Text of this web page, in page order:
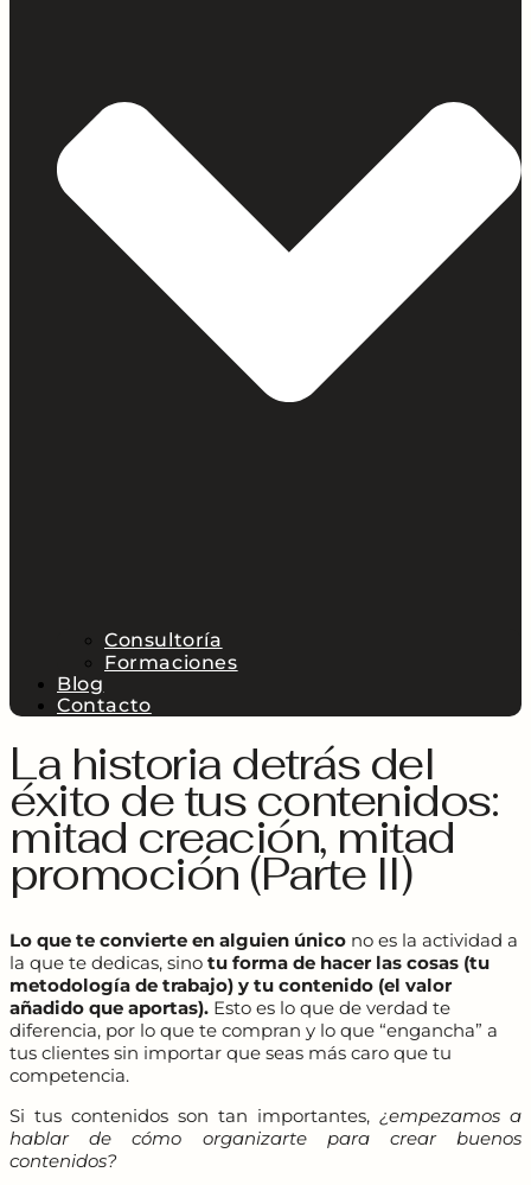
Consultoría
Formaciones
Blog
Contacto
La historia detrás del
éxito de tus contenidos:
mitad creación, mitad
promoción (Parte II)
Lo que te convierte en alguien único no es la actividad a
la que te dedicas, sino tu forma de hacer las cosas (tu
metodología de trabajo) y tu contenido (el valor
añadido que aportas). Esto es lo que de verdad te
diferencia, por lo que te compran y lo que “engancha” a
tus clientes sin importar que seas más caro que tu
competencia.
Si tus contenidos son tan importantes, ¿empezamos a
hablar de cómo organizarte para crear buenos
contenidos?